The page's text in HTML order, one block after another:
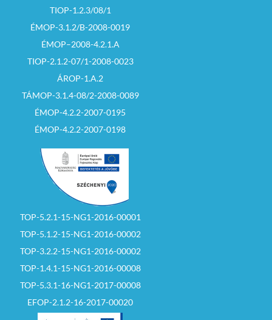
bejelentéstől
számított 4. napon –
veszi nyilvántartásba.
A megállapított
határidők
jogvesztők!
A szükséges
nyomtatványok
www.szecseny.hu
honlapon, a
www.valasztas.hu
honlapon, vagy a
Szécsényi Közös
Önkormányzati
Az átjelentkezési
kérelmet és
kérelmet a
felületen
elektronikusan is be
lehet nyújtani.
Szécsényi Helyi
TIOP-1.2.3/08/1
ÉMOP-3.1.2/B-2008-0019
ÉMOP–2008-4.2.1.A
TIOP-2.1.2-07/1-2008-0023
ÁROP-1.A.2
TÁMOP-3.1.4-08/2-2008-0089
ÉMOP-4.2.2-2007-0195
ÉMOP-4.2.2-2007-0198
TOP-5.2.1-15-NG1-2016-00001
TOP-5.1.2-15-NG1-2016-00002
TOP-3.2.2-15-NG1-2016-00002
TOP-1.4.1-15-NG1-2016-00008
TOP-5.3.1-16-NG1-2017-00008
EFOP-2.1.2-16-2017-00020